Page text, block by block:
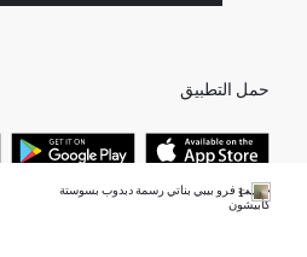
جاكيت فرو بيبي بناتي رسمة دبدوب بسوستة
كابيشون
+1
حمل التطبيق